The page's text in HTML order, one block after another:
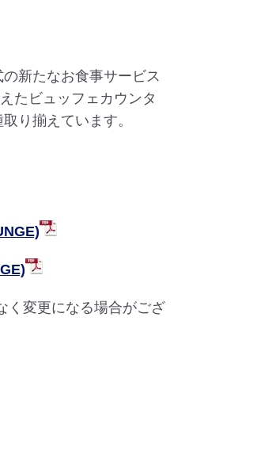
新たなお食事サービス
たビュッフェカウンタ
り揃えています。
く変更になる場合がござ